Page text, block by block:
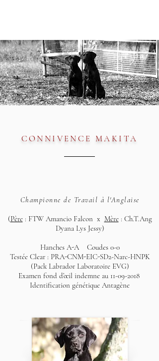
CONNIVENCE MAKITA
Championne de Travail à l'Anglaise
(Père: FTW Amancio Falcon x Mère: Ch.T.Ang
Dyana Lys Jessy)
Hanches A-A Coudes 0-0
Testée Clear : PRA-CNM-EIC-SD2-Narc-HNPK
(Pack Labrador Laboratoire EVG)
Examen fond d’œil indemne au 11-09-2018
Identification génétique Antagène